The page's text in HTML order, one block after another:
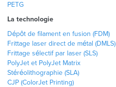
PETG
La technologie
Dépôt de filament en fusion (FDM)
Frittage laser direct de métal (DMLS)
Frittage sélectif par laser (SLS)
PolyJet et PolyJet Matrix
Stéréolithographie (SLA)
CJP (ColorJet Printing)